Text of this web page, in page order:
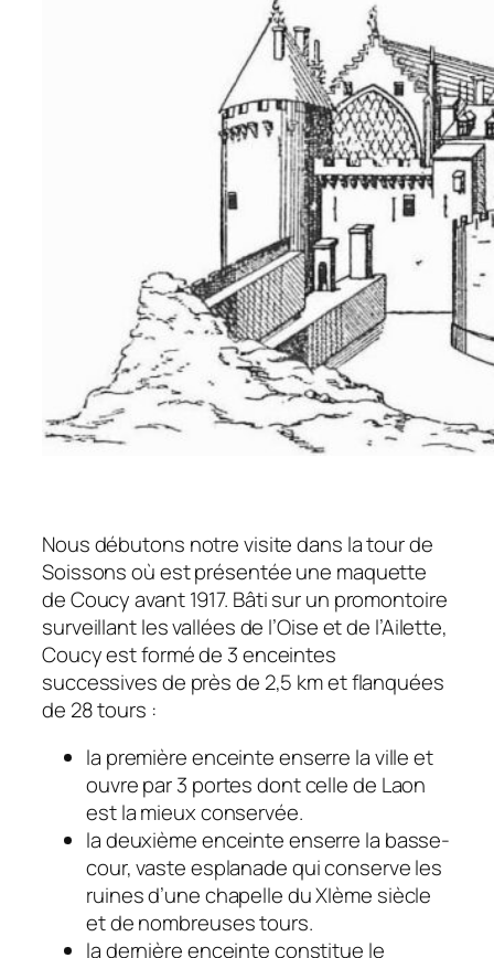
Nous débutons notre visite dans la tour de
Soissons où est présentée une maquette
de Coucy avant 1917. Bâti sur un promontoire
surveillant les vallées de l’Oise et de l’Ailette,
Coucy est formé de 3 enceintes
successives de près de 2,5 km et flanquées
de 28 tours :
la première enceinte enserre la ville et
ouvre par 3 portes dont celle de Laon
est la mieux conservée.
la deuxième enceinte enserre la basse-
cour, vaste esplanade qui conserve les
ruines d’une chapelle du XIème siècle
et de nombreuses tours.
la dernière enceinte constitue le